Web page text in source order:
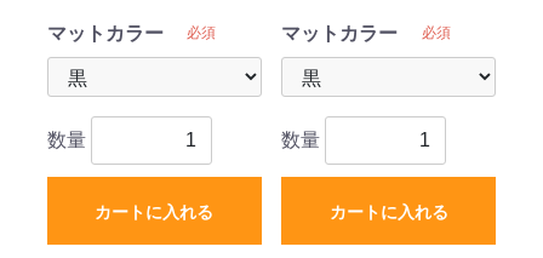
マットカラー 必須
数量
カートに入れる
マットカラー
必須
数量
カートに入れる